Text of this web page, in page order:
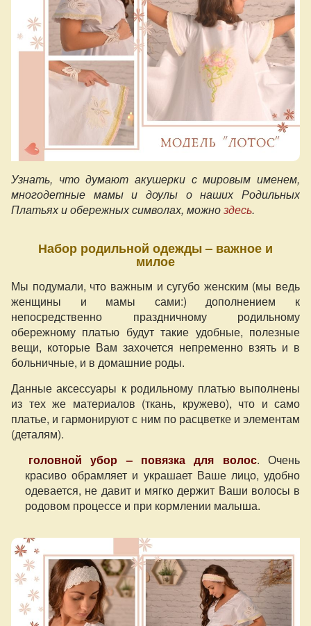
Узнать, что думают акушерки с мировым именем,
многодетные мамы и доулы о наших Родильных
Платьях и обережных символах, можноздесь.
Набор родильной одежды – важное и
милое
Мы подумали, что важным и сугубо женским (мы ведь
женщины и мамы сами:) дополнением к
непосредственно праздничному родильному
обережному платью будут такие удобные, полезные
вещи, которые Вам захочется непременно взять и в
больничные, и в домашние роды.
Данные аксессуары к родильному платью выполнены
из тех же материалов (ткань, кружево), что и само
платье, и гармонируют с ним по расцветке и элементам
(деталям).
головной убор – повязка для волос. Очень
красиво обрамляет и украшает Ваше лицо, удобно
одевается, не давит и мягко держит Ваши волосы в
родовом процессе и при кормлении малыша.